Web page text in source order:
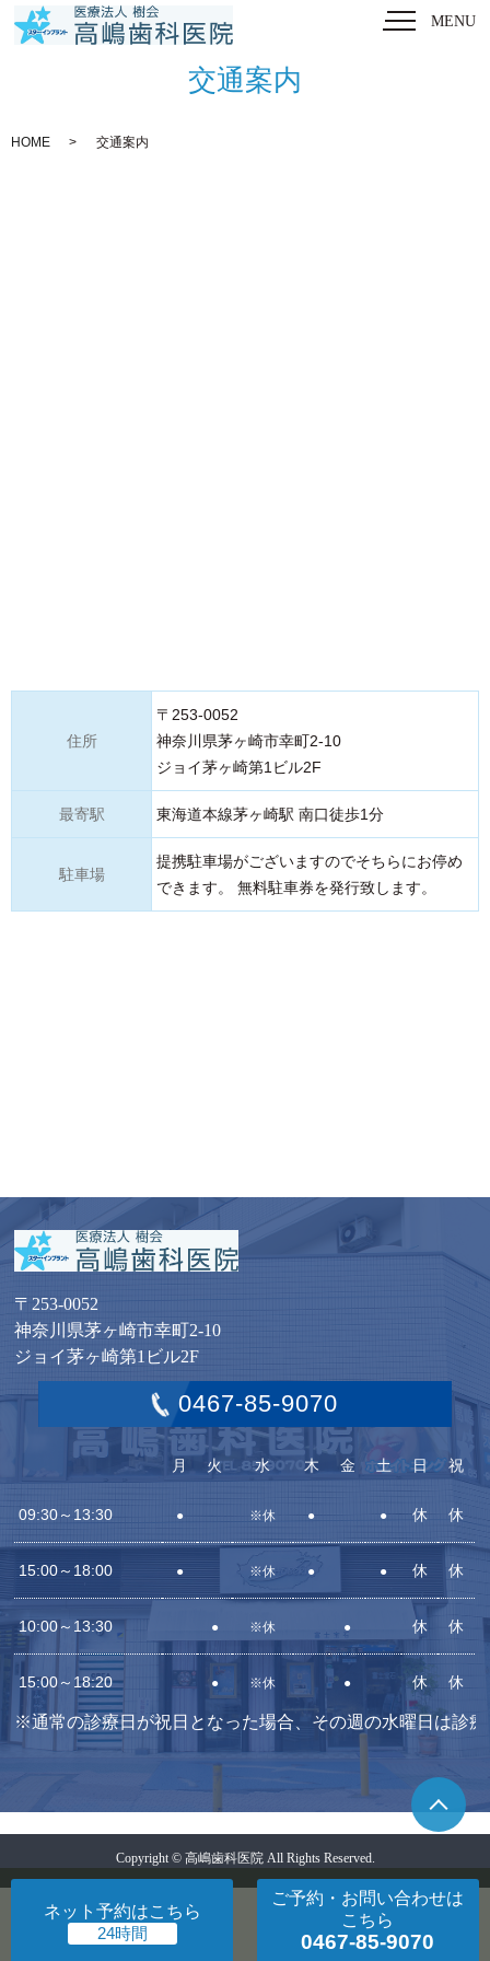
MENU
交通案内
HOME 交通案内
住所
〒253-0052
神奈川県茅ヶ崎市幸町2-10
ジョイ茅ヶ崎第1ビル2F
最寄駅 東海道本線茅ヶ崎駅 南口徒歩1分
駐車場
提携駐車場がございますのでそちらにお停め
できます。 無料駐車券を発行致します。
ネット予約はこちら
ご予約・お問い合わせは
こちら
0467-85-9070
〒253-0052
神奈川県茅ヶ崎市幸町2-10
ジョイ茅ヶ崎第1ビル2F
0467-85-9070
月 火 水 木 金 土 日 祝
09:30～13:30 ● ※休 ● ● 休 休
15:00～18:00 ● ※休 ● ● 休 休
10:00～13:30 ● ※休 ● 休 休
15:00～18:20 ● ※休 ● 休 休
※通常の診療日が祝日となった場合、その週の水曜日は診
Copyright © 高嶋歯科医院 All Rights Reserved.